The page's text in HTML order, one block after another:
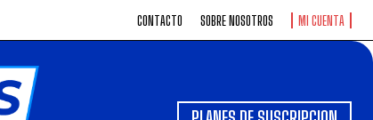
CONTACTO SOBRE NOSOTROS MI CUENTA